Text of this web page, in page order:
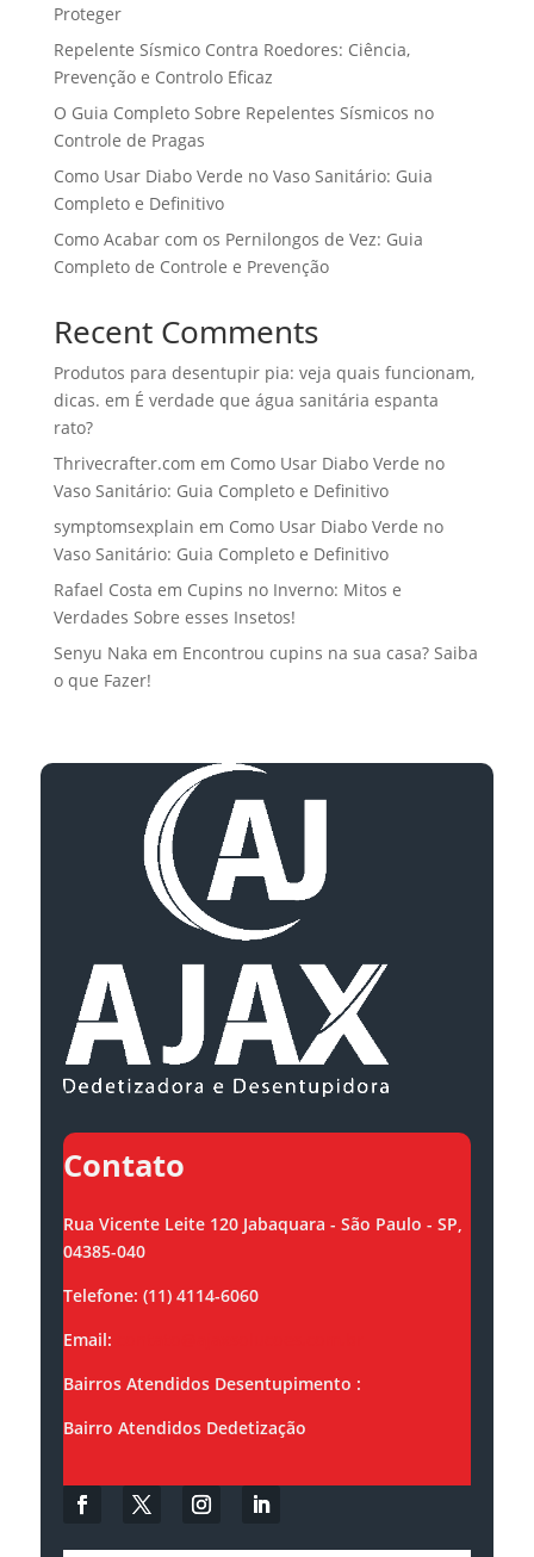
Proteger
Repelente Sísmico Contra Roedores: Ciência,
Prevenção e Controlo Eficaz
O Guia Completo Sobre Repelentes Sísmicos no
Controle de Pragas
Como Usar Diabo Verde no Vaso Sanitário: Guia
Completo e Definitivo
Como Acabar com os Pernilongos de Vez: Guia
Completo de Controle e Prevenção
Recent Comments
Produtos para desentupir pia: veja quais funcionam,
dicas. em É verdade que água sanitária espanta
rato?
Thrivecrafter.com em Como Usar Diabo Verde no
Vaso Sanitário: Guia Completo e Definitivo
symptomsexplain em Como Usar Diabo Verde no
Vaso Sanitário: Guia Completo e Definitivo
Rafael Costa em Cupins no Inverno: Mitos e
Verdades Sobre esses Insetos!
Senyu Naka em Encontrou cupins na sua casa? Saiba
o que Fazer!
Contato
Rua Vicente Leite 120 Jabaquara - São Paulo - SP,
04385-040
Telefone: (11) 4114-6060
Email:
Bairros Atendidos Desentupimento :
Bairro Atendidos Dedetização